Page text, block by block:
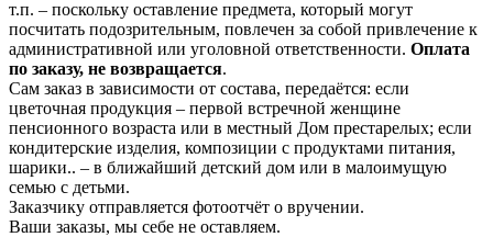
т.п. – поскольку оставление предмета, который могут
посчитать подозрительным, повлечен за собой привлечение к
административной или уголовной ответственности. Оплата
по заказу, не возвращается.
Сам заказ в зависимости от состава, передаётся: если
цветочная продукция – первой встречной женщине
пенсионного возраста или в местный Дом престарелых; если
кондитерские изделия, композиции с продуктами питания,
шарики.. – в ближайший детский дом или в малоимущую
семью с детьми.
Заказчику отправляется фотоотчёт о вручении.
Ваши заказы, мы себе не оставляем.